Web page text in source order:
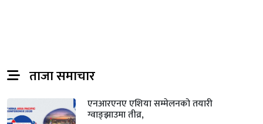
ताजा समाचार
एनआरएनए एशिया सम्मेलनको तयारी
ग्वाङ्झाउमा तीव्र,